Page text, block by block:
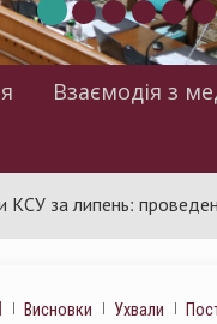
Взаємодія з
проведено 94
Висновки Ухвали